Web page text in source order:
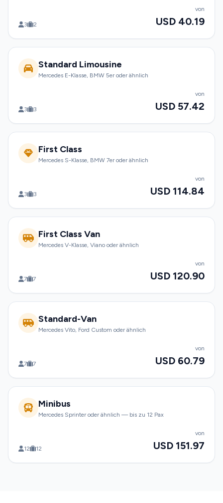
3 2
von
USD 40.19
Standard Limousine
Mercedes E-Klasse, BMW 5er oder ähnlich
3 3
von
USD 57.42
First Class
Mercedes S-Klasse, BMW 7er oder ähnlich
3 3
von
USD 114.84
First Class Van
Mercedes V-Klasse, Viano oder ähnlich
7 7
von
USD 120.90
Standard-Van
Mercedes Vito, Ford Custom oder ähnlich
7 7
von
USD 60.79
Minibus
Mercedes Sprinter oder ähnlich — bis zu 12 Pax
12 12
von
USD 151.97